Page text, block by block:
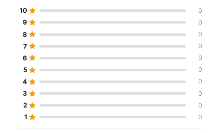
10 0
9 0
8 0
7 0
6 0
5 0
4 0
3 0
2 0
1 0